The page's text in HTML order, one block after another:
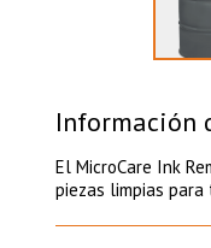
Información
El MicroCare Ink
piezas limpias